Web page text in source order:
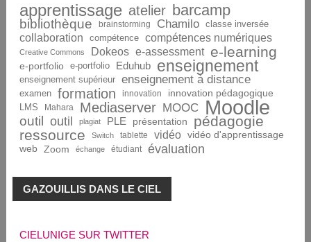
apprentissage atelier barcamp
bibliothèque brainstorming Chamilo classe inversée
collaboration compétence compétences numériques
Creative Commons Dokeos e-assessment e-learning
e-portfolio e-portfolio Eduhub enseignement
enseignement supérieur enseignement à distance
examen formation innovation innovation pédagogique
LMS Mahara Mediaserver MOOC Moodle
outil outil plagiat PLE présentation
pédagogie
ressource
Switch tablette vidéo
vidéo d'apprentissage
web
Zoom échange étudiant évaluation
GAZOUILLIS DANS LE CIEL
CIELUNIGE SUR TWITTER